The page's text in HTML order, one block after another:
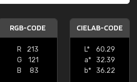
RGB-CODE
R
213
G
121
B
83
CIELAB-CODE
L*
60.29
a*
32.39
b*
36.22